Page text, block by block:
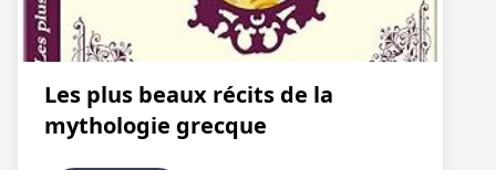
Les plus beaux récits de la
mythologie grecque